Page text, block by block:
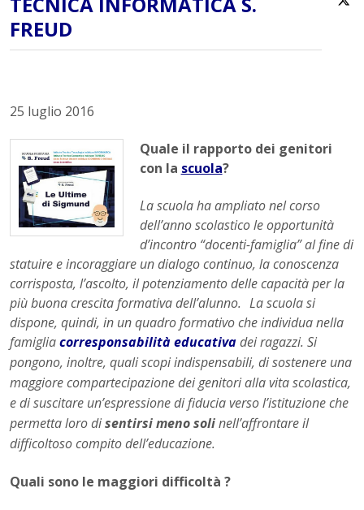
FREUD
25 luglio 2016
Quale il rapporto dei genitori
con la scuola?
La scuola ha ampliato nel corso
dell’anno scolastico le opportunità
d’incontro “docenti-famiglia” al fine di
statuire e incoraggiare un dialogo continuo, la conoscenza
corrisposta, l’ascolto, il potenziamento delle capacità per la
più buona crescita formativa dell’alunno. La scuola si
dispone, quindi, in un quadro formativo che individua nella
famigliacorresponsabilitàeducativadei ragazzi. Si
pongono, inoltre, quali scopi indispensabili, di sostenere una
maggiore compartecipazione dei genitori alla vita scolastica,
e di suscitare un’espressione di fiducia verso l’istituzione che
permetta loro disentirsi meno solinell’affrontare il
difficoltoso compito dell’educazione.
Quali sono le maggiori difficoltà ?